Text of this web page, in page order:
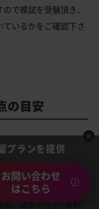
で模試を受験頂き、
いるかをご確認下さ
の目安
申点の計算方法が適
、数学、国語、理
、体育の合計9教科
プランを提供
お問い合わせ
はこちら